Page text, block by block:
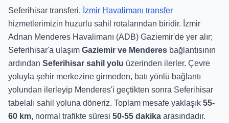
Seferihisar transferi, İzmir Havalimanı transfer
hizmetlerimizin huzurlu sahil rotalarından biridir. İzmir
Adnan Menderes Havalimanı (ADB) Gaziemir'de yer alır;
Seferihisar'a ulaşım Gaziemir ve Menderes bağlantısının
ardından Seferihisar sahil yolu üzerinden ilerler. Çevre
yoluyla şehir merkezine girmeden, batı yönlü bağlantı
yolundan ilerleyip Menderes'i geçtikten sonra Seferihisar
tabelalı sahil yoluna döneriz. Toplam mesafe yaklaşık 55-
60 km, normal trafikte süresi 50-55 dakika arasındadır.